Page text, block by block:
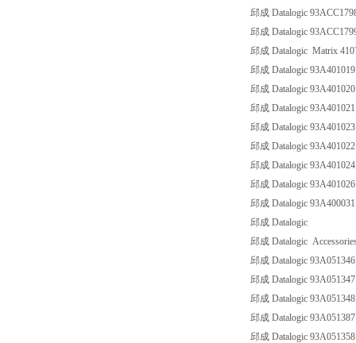
邱成 Datalogic
邱成 Datalogic
邱成 Datalogic Matrix
邱成 Datalogic
邱成 Datalogic
邱成 Datalogic
邱成 Datalogic
邱成 Datalogic
邱成 Datalogic
邱成 Datalogic
邱成 Datalogic
邱成 Datalogic
邱成 Datalogic
邱成 Datalogic
邱成 Datalogic
邱成 Datalogic
邱成 Datalogic
邱成 Datalogic